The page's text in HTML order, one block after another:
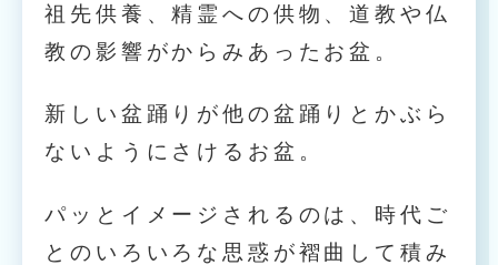
祖先供養、精霊への供物、道教や仏
教の影響がからみあったお盆。
新しい盆踊りが他の盆踊りとかぶら
ないようにさけるお盆。
パッとイメージされるのは、時代ご
とのいろいろな思惑が褶曲して積み